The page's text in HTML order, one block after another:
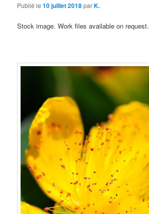
Publié le10 juillet 2018parK.
Stock image. Work files available on request.